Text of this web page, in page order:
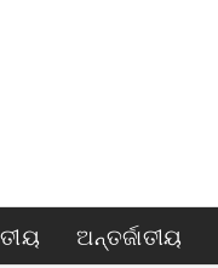
ଅନ୍ତର୍ଜାତୀୟ